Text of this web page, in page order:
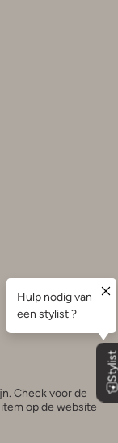
Check voor de
op de website